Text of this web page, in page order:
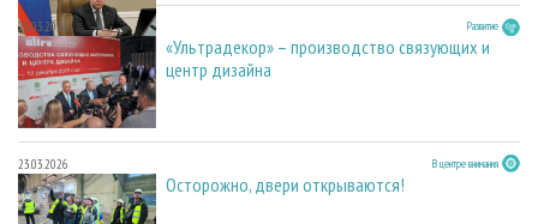
23.03.2026 Развитие
«Ультрадекор» – производство связующих и
центр дизайна
23.03.2026 В центре внимания
Осторожно, двери открываются!